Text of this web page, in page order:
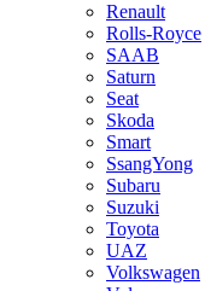
Renault
Rolls-Royce
SAAB
Saturn
Seat
Skoda
Smart
SsangYong
Subaru
Suzuki
Toyota
UAZ
Volkswagen